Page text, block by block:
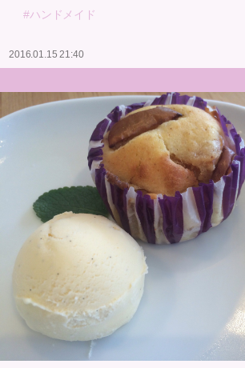
#ハンドメイド
2016.01.15 21:40